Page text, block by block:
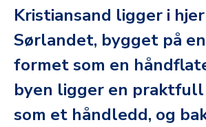
Kristiansand ligger i
Sørlandet, bygget på
formet som en
byen ligger en
som et håndledd, og